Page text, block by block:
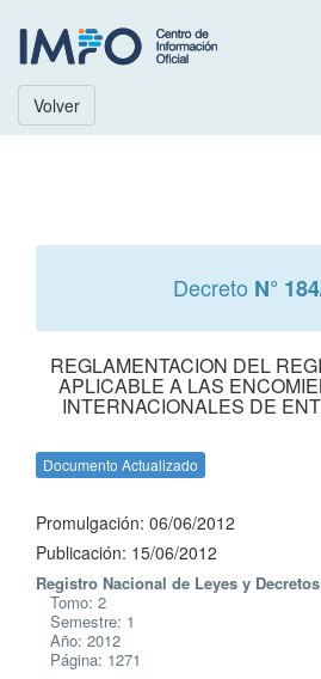
Volver
Decreto N°
REGLAMENTACION DEL
APLICABLE A LAS
INTERNACIONALES DE
Documento Actualizado
Promulgación: 06/06/2012
Publicación: 15/06/2012
Registro Nacional de Leyes y
Tomo: 2
Semestre: 1
Año: 2012
Página: 1271